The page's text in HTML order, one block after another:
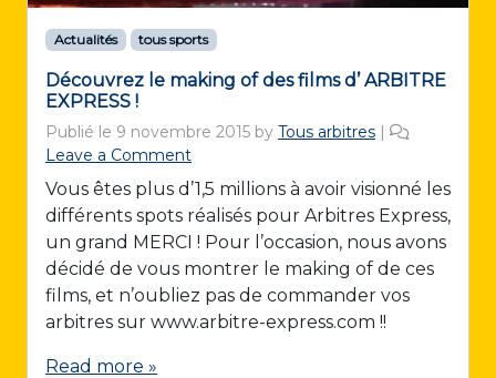
Actualités tous sports
Découvrez le making of des films d’ ARBITRE
EXPRESS !
Publié le 9 novembre 2015 by Tous arbitres |
Leave a Comment
Vous êtes plus d’1,5 millions à avoir visionné les
différents spots réalisés pour Arbitres Express,
un grand MERCI ! Pour l’occasion, nous avons
décidé de vous montrer le making of de ces
films, et n’oubliez pas de commander vos
arbitres sur www.arbitre-express.com !!
Read more »